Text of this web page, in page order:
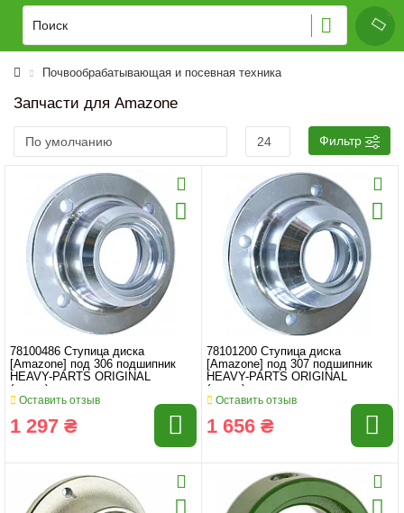
Почвообрабатывающая и посевная техника
Запчасти для Amazone
Фильтр
78100486 Ступица диска
[Amazone] под 306 подшипник
HEAVY-PARTS ORIGINAL
(сталь)
Оставить отзыв
1 297 ₴
78101200 Ступица диска
[Amazone] под 307 подшипник
HEAVY-PARTS ORIGINAL
(сталь)
Оставить отзыв
1 656 ₴